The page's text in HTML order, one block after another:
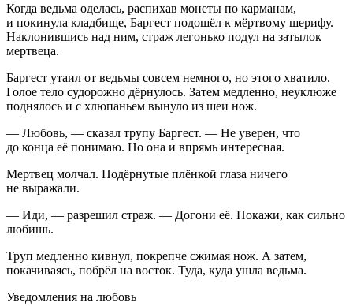
Когда ведьма оделась, распихав монеты по карманам,
и покинула кладбище, Баргест подошёл к мёртвому шерифу.
Наклонившись над ним, страж легонько подул на затылок
мертвеца.
Баргест утаил от ведьмы совсем немного, но этого хватило.
Голое тело судорожно дёрнулось. Затем медленно, неуклюже
поднялось и с хлюпаньем вынуло из шеи нож.
— Любовь, — сказал трупу Баргест. — Не уверен, что
до конца её понимаю. Но она и впрямь интересная.
Мертвец молчал. Подёрнутые плёнкой глаза ничего
не выражали.
— Иди, — разрешил страж. — Догони её. Покажи, как сильно
любишь.
Труп медленно кивнул, покрепче сжимая нож. А затем,
покачиваясь, побрёл на восток. Туда, куда ушла ведьма.
Уведомления на любовь